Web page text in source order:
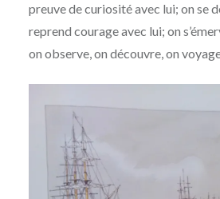
preuve de curiosité avec lui; on se
reprend courage avec lui; on
on observe, on découvre, on